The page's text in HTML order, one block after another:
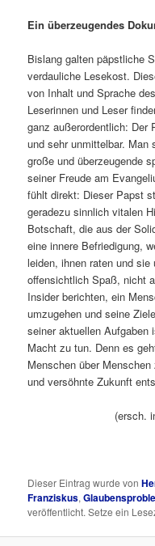
Ein überzeugendes
Bislang galten päpstliche
verdauliche Lesekost.
von Inhalt und Sprache
Leserinnen und Leser
ganz außerordentlich: Der
und sehr unmittelbar.
große und überzeugende
seiner Freude am
fühlt direkt: Dieser Papst
geradezu sinnlich vitalen
Botschaft, die aus der
eine innere Befriedigung,
leiden, ihnen raten und
offensichtlich Spaß, nicht
Insider berichten, ein
umzugehen und seine
seiner aktuellen
Macht zu tun. Denn es
Menschen über
und versöhnte Zukunft
(ersch.
Dieser Eintrag wurde von
Franziskus,
veröffentlicht. Setze ein